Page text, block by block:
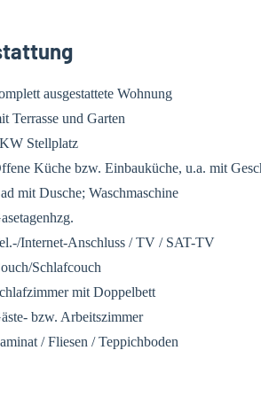
ausgestattete Wohnung
Terrasse und Garten
Stellplatz
Küche bzw. Einbauküche, u.a. mit
mit Dusche; Waschmaschine
Internet-Anschluss / TV / SAT-TV
Schlafcouch
mit Doppelbett
bzw. Arbeitszimmer
/ Fliesen / Teppichboden